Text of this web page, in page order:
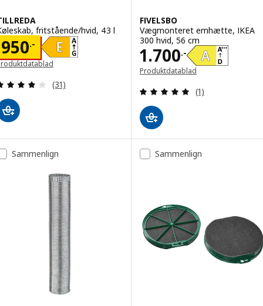
fritstående/hvid, 43 l
950.-
950.-
Anmeld: 3.9 ud af 5 Stjerner. Anmeldelser i alt:
(31)
FIVELSBO
Vægmonteret emhætte, IKEA
300 hvid, 56 cm
1.700.-
Pris 1700.-
Produktdatablad
Anmeld: 5 ud
(1)
Sammenlign Sammenlign